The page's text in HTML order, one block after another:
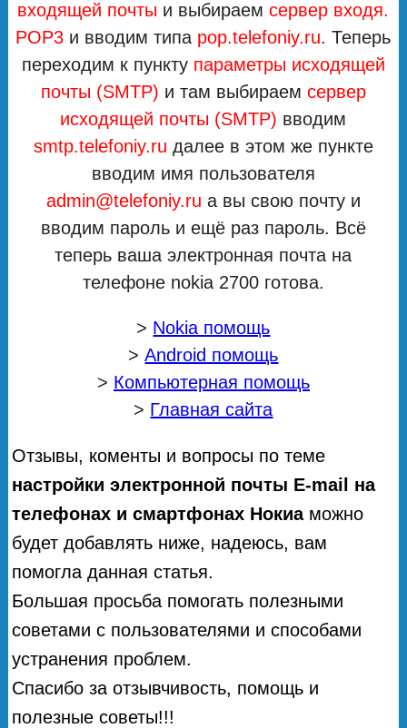
входящей почты и выбираемсервер входя.
POP3 и вводим типа pop.telefoniy.ru. Теперь
переходим к пункту параметры исходящей
почты (SMTP) и там выбираем сервер
исходящей почты (SMTP) вводим
smtp.telefoniy.ru далее в этом же пункте
вводим имя пользователя
admin@telefoniy.ru а вы свою почту и
вводим пароль и ещё раз пароль. Всё
теперь ваша электронная почта на
телефоне nokia 2700 готова.
> Nokia помощь
>Android помощь
> Компьютерная помощь
> Главная сайта
Отзывы, коменты и вопросы по теме
настройки электронной почты E-mail на
телефонах и смартфонах Нокиаможно
будет добавлять ниже, надеюсь, вам
помогла данная статья.
Большая просьба помогать полезными
советами с пользователями и способами
устранения проблем.
Спасибо за отзывчивость, помощь и
полезные советы!!!